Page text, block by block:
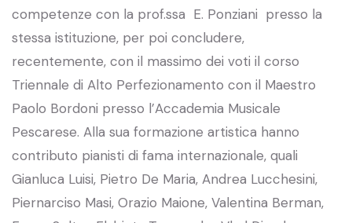
competenze con la prof.ssa E. Ponziani presso la
stessa istituzione, per poi concludere,
recentemente, con il massimo dei voti il corso
Triennale di Alto Perfezionamento con il Maestro
Paolo Bordoni presso l’Accademia Musicale
Pescarese. Alla sua formazione artistica hanno
contributo pianisti di fama internazionale, quali
Gianluca Luisi, Pietro De Maria, Andrea Lucchesini,
Piernarciso Masi, Orazio Maione, Valentina Berman,